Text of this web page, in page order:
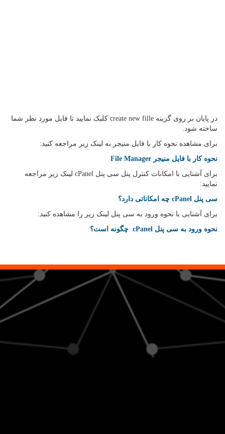
در پایان بر روی گزینه create new fille کلیک نمایید تا فایل مورد نظر شما
ساخته شود.
برای مشاهده نحوه کار با فایل منیجر به لینک زیر مراجعه کنید:
نحوه کار با فایل منیجر File Manager
برای آشنایی با امکانات کنترل پنل سی پنل cPanel لینک زیر مراجعه
نمایید:
سی پنل cPanel چه امکاناتی دارد؟
برای آشنایی با نحوه ورود به سی پنل لینک زیر را مشاهده کنید:
نحوه ورود به سی پنل cPanel چگونه است؟